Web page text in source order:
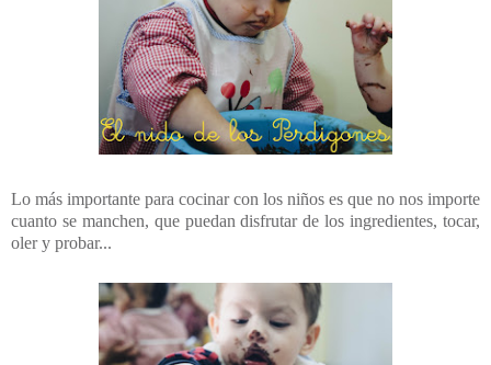
Lo más importante para cocinar con los niños es que no nos importe
cuanto se manchen, que puedan disfrutar de los ingredientes, tocar,
oler y probar...